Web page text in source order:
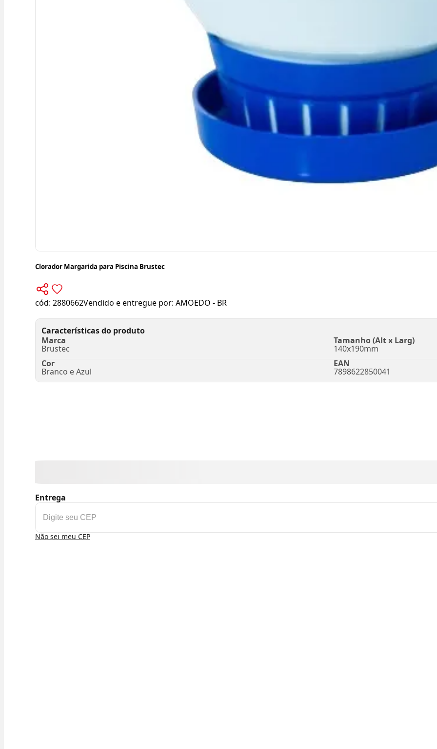
Clorador Margarida para Piscina Brustec
cód: 2880662Vendido e entregue por: AMOEDO - BR
Características do produto
Marca
Brustec
Tamanho (Alt x Larg)
140x190mm
Cor
Branco e Azul
EAN
7898622850041
Entrega
Não sei meu CEP